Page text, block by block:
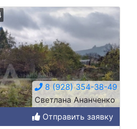
8 (928) 354-38-49
Светлана Ананченко
Отправить заявку